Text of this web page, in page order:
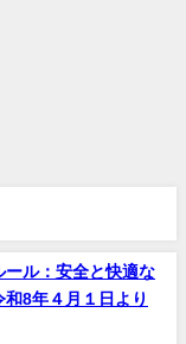
ール：安全と快適な
8年４月１日より